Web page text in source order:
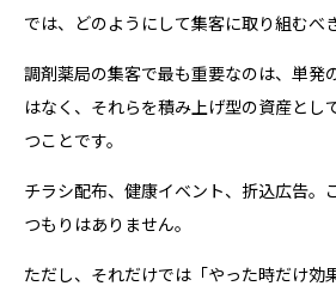
では、どのようにして集客に取り組むべ
調剤薬局の集客で最も重要なのは、単発
はなく、それらを積み上げ型の資産とし
つことです。
チラシ配布、健康イベント、折込広告。
つもりはありません。
ただし、それだけでは「やった時だけ効